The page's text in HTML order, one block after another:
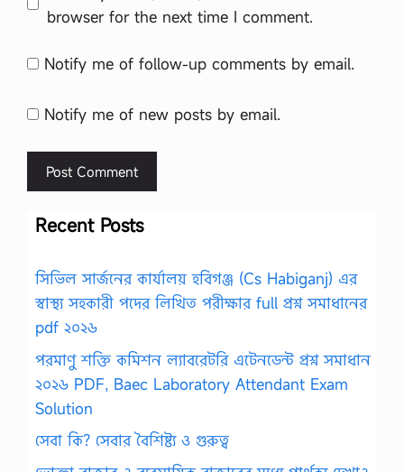
browser for the next time I comment.
Notify me of follow-up comments by email.
Notify me of new posts by email.
Recent Posts
সিভিল সার্জনের কার্যালয় হবিগঞ্জ (Cs Habiganj) এর
স্বাস্থ্য সহকারী পদের লিখিত পরীক্ষার full প্রশ্ন সমাধানের
pdf ২০২৬
পরমাণু শক্তি কমিশন ল্যাবরেটরি এটেনডেন্ট প্রশ্ন সমাধান
২০২৬ PDF, Baec Laboratory Attendant Exam
Solution
সেবা কি? সেবার বৈশিষ্ট্য ও গুরুত্ব